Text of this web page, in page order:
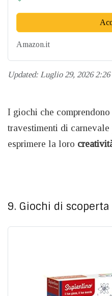
Amazon.it
Updated: Luglio 29, 2026 2:26
I giochi che
travestimenti di
esprimere la loro
9. Giochi di scoperta